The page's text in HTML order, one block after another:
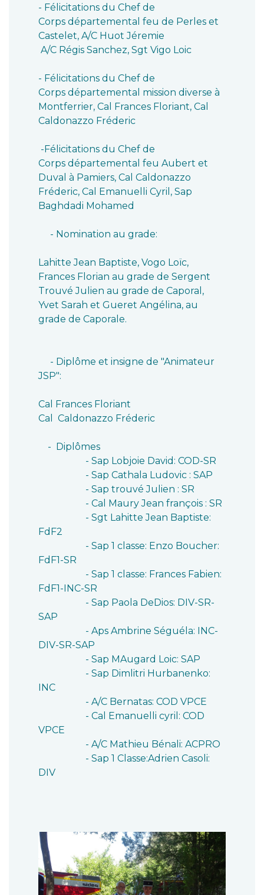
- Félicitations du Chef de
Corps départemental feu de Perles et
Castelet, A/C Huot Jéremie
A/C Régis Sanchez, Sgt Vigo Loic
- Félicitations du Chef de
Corps départemental mission diverse à
Montferrier, Cal Frances Floriant, Cal
Caldonazzo Fréderic
-Félicitations du Chef de
Corps départemental feu Aubert et
Duval à Pamiers, Cal Caldonazzo
Fréderic, Cal Emanuelli Cyril, Sap
Baghdadi Mohamed
- Nomination au grade:
Lahitte Jean Baptiste, Vogo Loïc,
Frances Florian au grade de Sergent
Trouvé Julien au grade de Caporal,
Yvet Sarah et Gueret Angélina, au
grade de Caporale.
- Diplôme et insigne de "Animateur
JSP":
Cal Frances Floriant
Cal Caldonazzo Fréderic
- Diplômes
- Sap Lobjoie David: COD-SR
- Sap Cathala Ludovic : SAP
- Sap trouvé Julien : SR
- Cal Maury Jean françois : SR
- Sgt Lahitte Jean Baptiste:
FdF2
- Sap 1 classe: Enzo Boucher:
FdF1-SR
- Sap 1 classe: Frances Fabien:
FdF1-INC-SR
- Sap Paola DeDios: DIV-SR-
SAP
- Aps Ambrine Séguéla: INC-
DIV-SR-SAP
- Sap MAugard Loic: SAP
- Sap Dimlitri Hurbanenko:
INC
- A/C Bernatas: COD VPCE
- Cal Emanuelli cyril: COD
VPCE
- A/C Mathieu Bénali: ACPRO
- Sap 1 Classe:Adrien Casoli:
DIV